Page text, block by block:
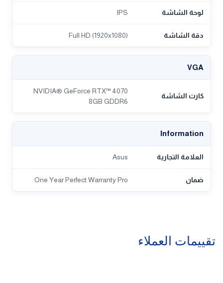
لوحة الشاشة IPS
دقة الشاشة Full HD (1920x1080)
VGA
كارت الشاشة
NVIDIA® GeForce RTX™ 4070
8GB GDDR6
Information
العلامة التجارية Asus
ضمان One Year Perfect Warranty Pro
تقييمات العملاء